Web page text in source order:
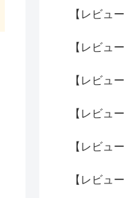
【レビュ
【レビュ
【レビュ
【レビュ
【レビュ
【レビュ